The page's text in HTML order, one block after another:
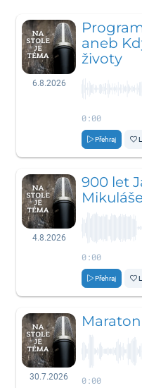
6.8.2026
aneb
životy
0:00
Přehraj
4.8.2026
900 let
0:00
Přehraj
30.7.2026 0:00